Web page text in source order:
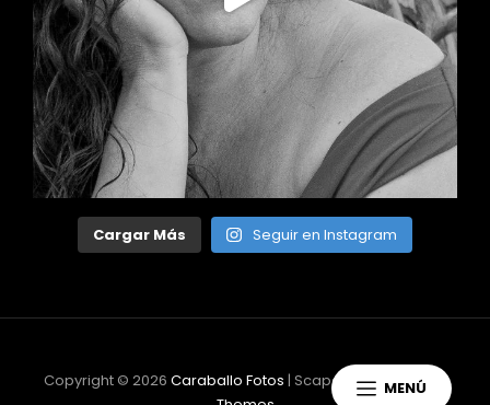
MENÚ
Cargar Más Seguir en Instagram
Copyright © 2026 Caraballo Fotos | ScapeShot PorCatch